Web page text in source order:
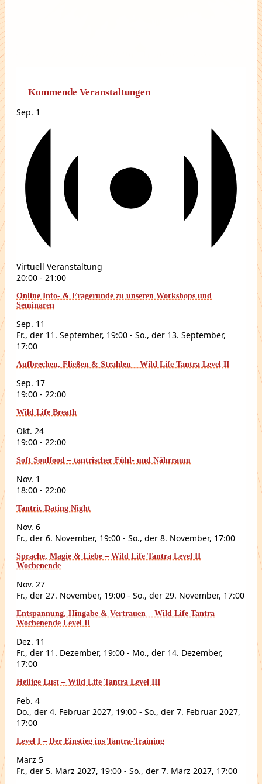
Kommende Veranstaltungen
Sep. 1
Virtuell Veranstaltung
20:00 - 21:00
Online Info- & Fragerunde zu unseren Workshops und
Seminaren
Sep. 11
Fr., der 11. September, 19:00 - So., der 13. September,
17:00
Aufbrechen, Fließen & Strahlen – Wild Life Tantra Level II
Sep. 17
19:00 - 22:00
Wild Life Breath
Okt. 24
19:00 - 22:00
Soft Soulfood – tantrischer Fühl- und Nährraum
Nov. 1
18:00 - 22:00
Tantric Dating Night
Nov. 6
Fr., der 6. November, 19:00 - So., der 8. November, 17:00
Sprache, Magie & Liebe – Wild Life Tantra Level II
Wochenende
Nov. 27
Fr., der 27. November, 19:00 - So., der 29. November, 17:00
Entspannung, Hingabe & Vertrauen – Wild Life Tantra
Wochenende Level II
Dez. 11
Fr., der 11. Dezember, 19:00 - Mo., der 14. Dezember,
17:00
Heilige Lust – Wild Life Tantra Level III
Feb. 4
Do., der 4. Februar 2027, 19:00 - So., der 7. Februar 2027,
17:00
Level I – Der Einstieg ins Tantra-Training
März 5
Fr., der 5. März 2027, 19:00 - So., der 7. März 2027, 17:00